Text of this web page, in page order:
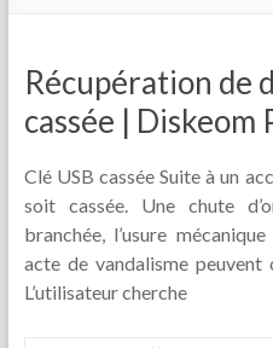
Récupération de
cassée | Diskeom
Clé USB cassée Suite à un
soit cassée. Une chute
branchée, l’usure
acte de vandalisme
L’utilisateur cherche